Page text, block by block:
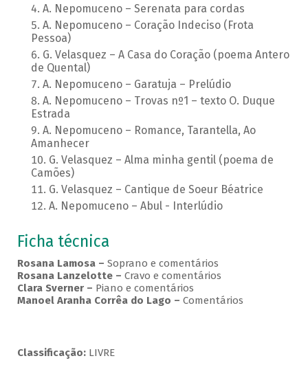
A. Nepomuceno – Serenata para cordas
A. Nepomuceno – Coração Indeciso (Frota
Pessoa)
G. Velasquez – A Casa do Coração (poema Antero
de Quental)
A. Nepomuceno – Garatuja – Prelúdio
A. Nepomuceno – Trovas nº1 – texto O. Duque
Estrada
A. Nepomuceno – Romance, Tarantella, Ao
Amanhecer
G. Velasquez – Alma minha gentil (poema de
Camões)
G. Velasquez – Cantique de Soeur Béatrice
A. Nepomuceno – Abul - Interlúdio
Ficha técnica
Rosana Lamosa – Soprano e comentários
Rosana Lanzelotte – Cravo e comentários
Clara Sverner – Piano e comentários
Manoel Aranha Corrêa do Lago – Comentários
Classificação:LIVRE